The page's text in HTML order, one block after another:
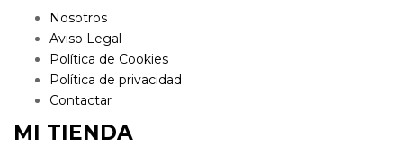
Nosotros
Aviso Legal
Política de Cookies
Política de privacidad
Contactar
MI TIENDA